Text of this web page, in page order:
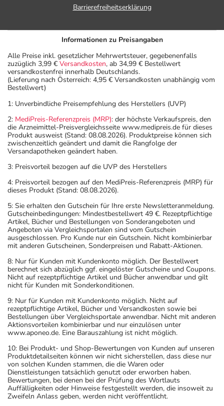
Barrierefreiheitserklärung
Informationen zu Preisangaben
Alle Preise inkl. gesetzlicher Mehrwertsteuer, gegebenenfalls
zuzüglich 3,99 € Versandkosten, ab 34,99 € Bestellwert
versandkostenfrei innerhalb Deutschlands.
(Lieferung nach Österreich: 4,95 € Versandkosten unabhängig vom
Bestellwert)
1: Unverbindliche Preisempfehlung des Herstellers (UVP)
2: MediPreis-Referenzpreis (MRP): der höchste Verkaufspreis, den
die Arzneimittel-Preisvergleichsseite www.medipreis.de für dieses
Produkt ausweist (Stand: 08.08.2026). Produktpreise können sich
zwischenzeitlich geändert und damit die Rangfolge der
Versandapotheken geändert haben.
3: Preisvorteil bezogen auf die UVP des Herstellers
4: Preisvorteil bezogen auf den MediPreis-Referenzpreis (MRP) für
dieses Produkt (Stand: 08.08.2026).
5: Sie erhalten den Gutschein für Ihre erste Newsletteranmeldung.
Gutscheinbedingungen: Mindestbestellwert 49 €. Rezeptpflichtige
Artikel, Bücher und Bestellungen von Sonderangeboten und
Angeboten via Vergleichsportalen sind vom Gutschein
ausgeschlossen. Pro Kunde nur ein Gutschein. Nicht kombinierbar
mit anderen Gutscheinen, Sonderpreisen und Rabatt-Aktionen.
8: Nur für Kunden mit Kundenkonto möglich. Der Bestellwert
berechnet sich abzüglich ggf. eingelöster Gutscheine und Coupons.
Nicht auf rezeptpflichtige Artikel und Bücher anwendbar und gilt
nicht für Kunden mit Sonderkonditionen.
9: Nur für Kunden mit Kundenkonto möglich. Nicht auf
rezeptpflichtige Artikel, Bücher und Versandkosten sowie bei
Bestellungen über Vergleichsportale anwendbar. Nicht mit anderen
Aktionsvorteilen kombinierbar und nur einzulösen unter
www.aponeo.de. Eine Barauszahlung ist nicht möglich.
10: Bei Produkt- und Shop-Bewertungen von Kunden auf unseren
Produktdetailseiten können wir nicht sicherstellen, dass diese nur
von solchen Kunden stammen, die die Waren oder
Dienstleistungen tatsächlich genutzt oder erworben haben.
Bewertungen, bei denen bei der Prüfung des Wortlauts
Auffälligkeiten oder Hinweise festgestellt werden, die insoweit zu
Zweifeln Anlass geben, werden nicht veröffentlicht.